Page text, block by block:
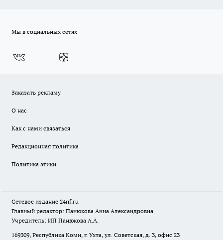
Мы в социальных сетях
Заказать рекламу
О нас
Как с нами связаться
Редакционная политика
Политика этики
Сетевое издание 24nf.ru
Главный редактор: Панюкова Анна Александровна
Учредитель: ИП Панюкова А.А.
169309, Республика Коми, г. Ухта, ул. Советская, д. 3, офис 23